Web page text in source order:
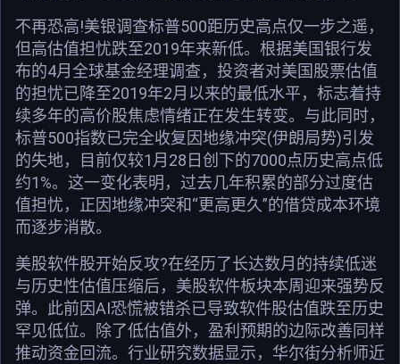
不再恐高!美银调查标普500距历史高点仅一步之遥，
但高估值担忧跌至2019年来新低。根据美国银行发
布的4月全球基金经理调查，投资者对美国股票估值
的担忧已降至2019年2月以来的最低水平，标志着持
续多年的高价股焦虑情绪正在发生转变。与此同时，
标普500指数已完全收复因地缘冲突(伊朗局势)引发
的失地，目前仅较1月28日创下的7000点历史高点低
约1%。这一变化表明，过去几年积累的部分过度估
值担忧，正因地缘冲突和“更高更久”的借贷成本环境
而逐步消散。
美股软件股开始反攻?在经历了长达数月的持续低迷
与历史性估值压缩后，美股软件板块本周迎来强势反
弹。此前因AI恐慌被错杀已导致软件股估值跌至历史
罕见低位。除了低估值外，盈利预期的边际改善同样
推动资金回流。行业研究数据显示，华尔街分析师近